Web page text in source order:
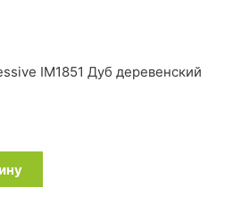
IM1851 Дуб деревенский
Quick-Step Impressive IM1851